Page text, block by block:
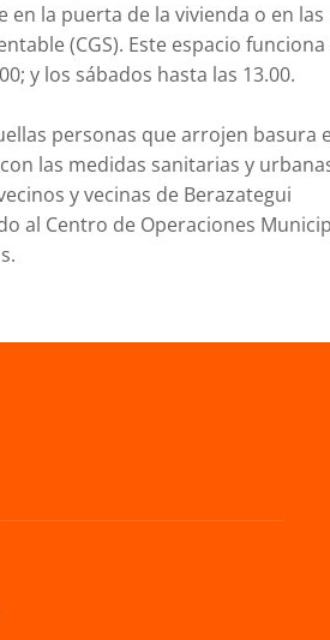
la puerta de la vivienda o en las
(CGS). Este espacio funciona
y los sábados hasta las 13.00.
personas que arrojen basura
las medidas sanitarias y
y vecinas de Berazategui
al Centro de Operaciones